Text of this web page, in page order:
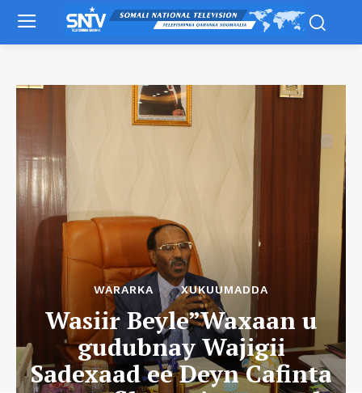
WARARKA XUKUUMADDA
Wasiir Beyle”Waxaan u
gudubnay Wajigii
Sadexaad ee Deyn Cafinta